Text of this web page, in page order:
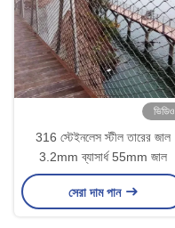
ভিডিও
316 স্টেইনলেস স্টীল তারের জাল
3.2mm ব্যাসার্ধ 55mm জাল
সেরা দাম পান